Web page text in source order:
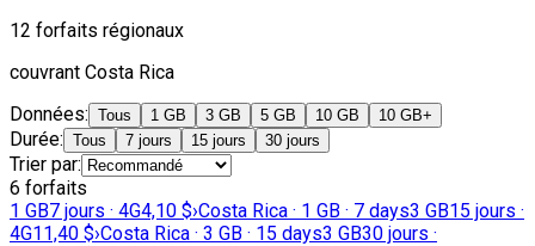
12 forfaits régionaux
couvrant Costa Rica
Données: Tous 1 GB 3 GB 5 GB 10 GB 10 GB+
Durée: Tous 7 jours 15 jours 30 jours
Trier par:
6 forfaits
1 GB7 jours · 4G4,10 $›Costa Rica · 1 GB · 7 days3 GB15 jours ·
4G11,40 $›Costa Rica · 3 GB · 15 days3 GB30 jours ·